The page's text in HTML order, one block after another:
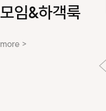
모임&하객룩
more >